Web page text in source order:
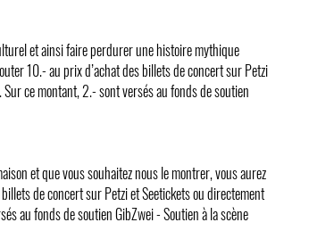
et ainsi faire perdurer une histoire mythique
10.- au prix d’achat des billets de concert sur Petzi
ce montant, 2.- sont versés au fonds de soutien
et que vous souhaitez nous le montrer, vous aurez
de concert sur Petzi et Seetickets ou directement
au fonds de soutien GibZwei - Soutien à la scène